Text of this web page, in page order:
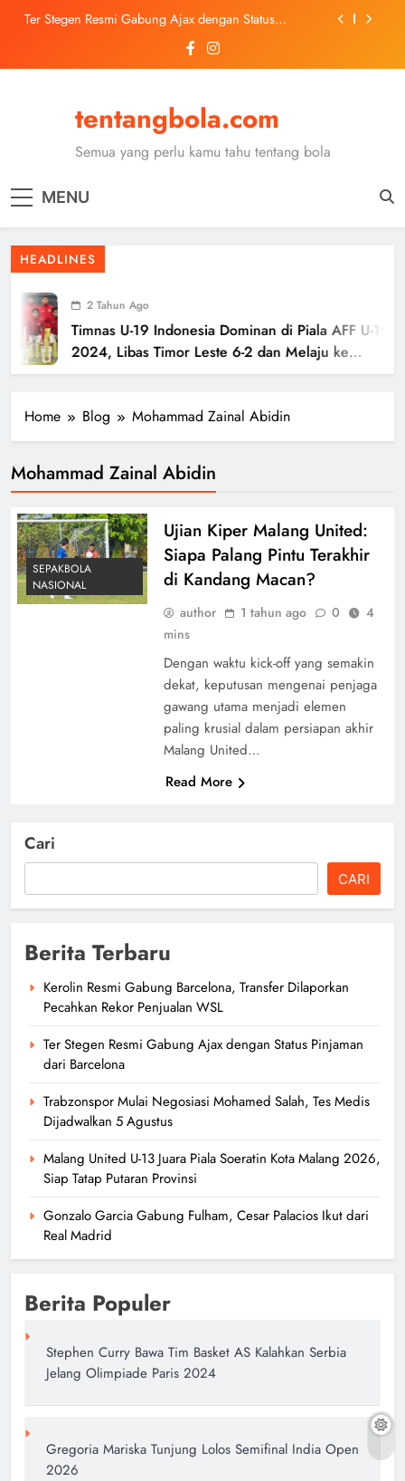
SkipTer Stegen Resmi Gabung Ajax dengan Status
Trabzonspor Mulai Negosiasi Mohamed Salah, Tes
Medis Dijadwalkan 5 Agustus
2026, Siap Tatap Putaran Provinsi
Kerolin Resmi Gabung Barcelona, Transfer
Dilaporkan Pecahkan Rekor Penjualan WSL
Pinjaman dari Barcelona
Trabzonspor Mulai Negosiasi Mohamed Salah, Tes
Medis Dijadwalkan 5 Agustus
Malang United U-13 Juara Piala Soeratin Kota Malang
2026, Siap Tatap Putaran Provinsi
tentangbola.com
Semua yang perlu kamu tahu tentang bola
MENU
HEADLINES
2 Tahun Ago
Timnas U-19 Indonesia Dominan di Piala AFF U-19
2024, Libas Timor Leste 6-2 dan Melaju ke
Semifinal
Home Blog Mohammad Zainal Abidin
Mohammad Zainal Abidin
SEPAKBOLA
NASIONAL
Ujian Kiper Malang United:
Siapa Palang Pintu Terakhir
di Kandang Macan?
author 1 tahun ago 0
4
mins
Dengan waktu kick-off yang semakin
dekat, keputusan mengenai penjaga
gawang utama menjadi elemen
paling krusial dalam persiapan akhir
Malang United…
Read More
Cari
CARI
Berita Terbaru
Kerolin Resmi Gabung Barcelona, Transfer Dilaporkan
Pecahkan Rekor Penjualan WSL
Ter Stegen Resmi Gabung Ajax dengan Status Pinjaman
dari Barcelona
Trabzonspor Mulai Negosiasi Mohamed Salah, Tes Medis
Dijadwalkan 5 Agustus
Malang United U-13 Juara Piala Soeratin Kota Malang 2026,
Siap Tatap Putaran Provinsi
Gonzalo Garcia Gabung Fulham, Cesar Palacios Ikut dari
Real Madrid
Berita Populer
Stephen Curry Bawa Tim Basket AS Kalahkan Serbia
Jelang Olimpiade Paris 2024
Gregoria Mariska Tunjung Lolos Semifinal India Open
2026